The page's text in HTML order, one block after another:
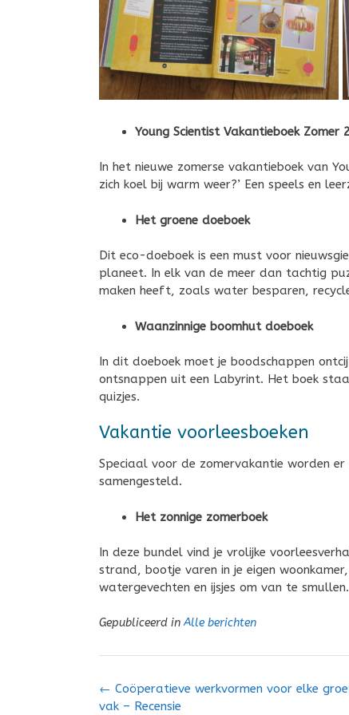
Young Scientist Vakantieboek Zomer
In het nieuwe zomerse vakantieboek van
zich koel bij warm weer?’ Een speels en
Het groene doeboek
Dit eco-doeboek is een must voor
planeet. In elk van de meer dan tachtig
maken heeft, zoals water besparen,
Waanzinnige boomhut doeboek
In dit doeboek moet je boodschappen
ontsnappen uit een Labyrint. Het boek
quizjes.
Vakantie voorleesboeken
Speciaal voor de zomervakantie worden
samengesteld.
Het zonnige zomerboek
In deze bundel vind je vrolijke
strand, bootje varen in je eigen
watergevechten en ijsjes om van te smullen.
Gepubliceerd inAlle berichten
Bericht
navigatie
← Coöperatieve werkvormen voor elke
vak – Recensie